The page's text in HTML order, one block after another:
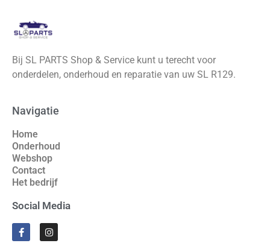
Bij SL PARTS Shop & Service kunt u terecht voor
onderdelen, onderhoud en reparatie van uw SL R129.
Navigatie
Home
Onderhoud
Webshop
Contact
Het bedrijf
Social Media